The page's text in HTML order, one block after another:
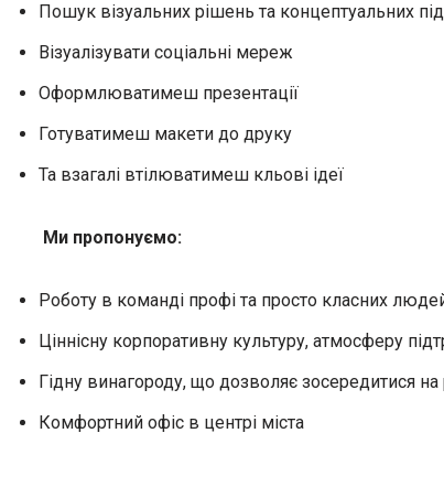
Пошук візуальних рішень та концептуальних
Візуалізувати соціальні мереж
Оформлюватимеш презентації
Готуватимеш макети до друку
Та взагалі втілюватимеш кльові ідеї
Ми пропонуємо:
Роботу в команді профі та просто класних
Ціннісну корпоративну культуру, атмосферу
Гідну винагороду, що дозволяє зосередитися
Комфортний офіс в центрі міста